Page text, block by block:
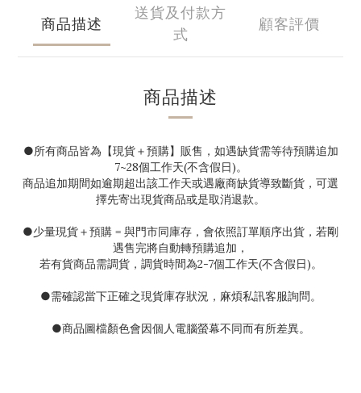
商品描述
送貨及付款方
式
顧客評價
商品描述
●所有商品皆為【現貨＋預購】販售，如遇缺貨需等待預購追加
7~28個工作天(不含假日)。
商品追加期間如逾期超出該工作天或遇廠商缺貨導致斷貨，可選
擇先寄出現貨商品或是取消退款。
●少量現貨＋預購 = 與門市同庫存，會依照訂單順序出貨，若剛
遇售完將自動轉預購追加，
若有貨商品需調貨，調貨時間為2-7個工作天(不含假日)。
●需確認當下正確之現貨庫存狀況，麻煩私訊客服詢問。
●商品圖檔顏色會因個人電腦螢幕不同而有所差異。